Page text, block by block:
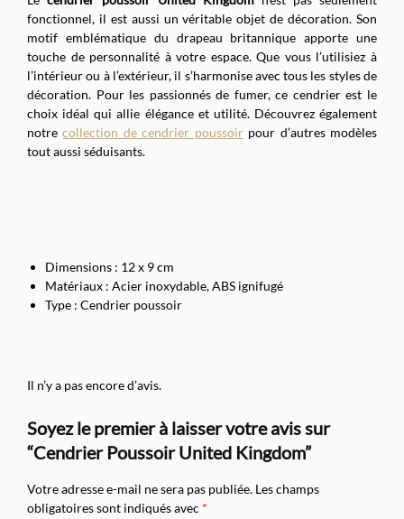
fonctionnel, il est aussi un véritable objet de décoration. Son
motif emblématique du drapeau britannique apporte une
touche de personnalité à votre espace. Que vous l’utilisiez à
l’intérieur ou à l’extérieur, il s’harmonise avec tous les styles de
décoration. Pour les passionnés de fumer, ce cendrier est le
choix idéal qui allie élégance et utilité. Découvrez également
notrecollection de cendrier poussoirpour d’autres modèles
tout aussi séduisants.
Dimensions : 12 x 9 cm
Matériaux : Acier inoxydable, ABS ignifugé
Type : Cendrier poussoir
Il n’y a pas encore d’avis.
Soyez le premier à laisser votre avis sur
“Cendrier Poussoir United Kingdom”
Votre adresse e-mail ne sera pas publiée. Les champs
obligatoires sont indiqués avec *